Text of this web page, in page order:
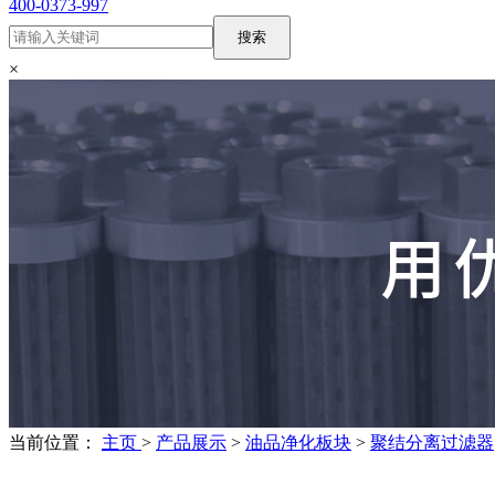
400-0373-997
搜索
×
当前位置： 主页 > 产品展示 > 油品净化板块 > 聚结分离过滤器